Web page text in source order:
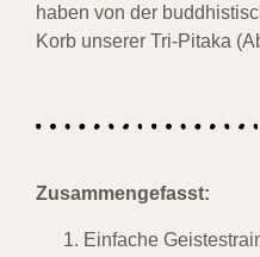
haben von der
Korb unserer Tri-Pitaka
Zusammengefasst:
Einfache